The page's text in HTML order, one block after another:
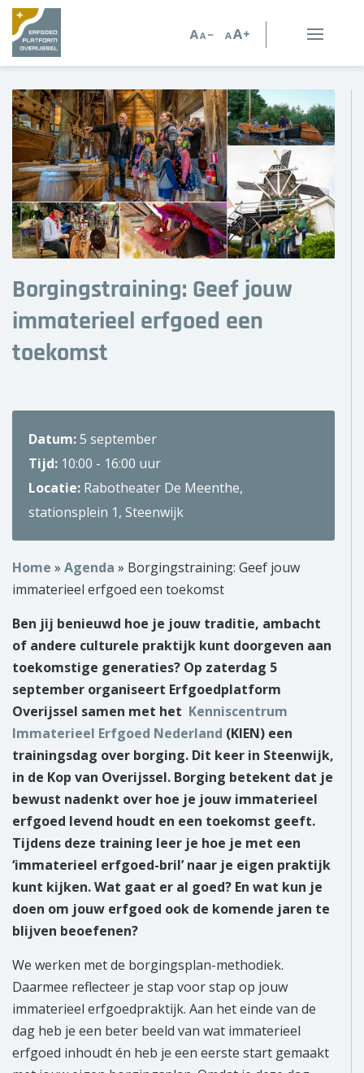
Erfgoedorganisaties
Verhalen
Kennis en advies
Kennisbank
Persoonlijk advies
Nieuws
Onze partners
Contact
Borgingstraining: Geef jouw
immaterieel erfgoed een
toekomst
Datum:5 september
Tijd: 10:00 - 16:00 uur
Locatie: Rabotheater De Meenthe,
stationsplein 1, Steenwijk
Home » Agenda » Borgingstraining: Geef jouw
immaterieel erfgoed een toekomst
Ben jij benieuwd hoe je jouw traditie, ambacht
of andere culturele praktijk kunt doorgeven aan
toekomstige generaties? Op zaterdag 5
september organiseert Erfgoedplatform
Overijssel samen met het Kenniscentrum
Immaterieel Erfgoed Nederland (KIEN) een
trainingsdag over borging. Dit keer in Steenwijk,
in de Kop van Overijssel. Borging betekent dat je
bewust nadenkt over hoe je jouw immaterieel
erfgoed levend houdt en een toekomst geeft.
Tijdens deze training leer je hoe je met een
‘immaterieel erfgoed-bril’ naar je eigen praktijk
kunt kijken. Wat gaat er al goed? En wat kun je
doen om jouw erfgoed ook de komende jaren te
blijven beoefenen?
We werken met de borgingsplan-methodiek.
Daarmee reflecteer je stap voor stap op jouw
immaterieel erfgoedpraktijk. Aan het einde van de
dag heb je een beter beeld van wat immaterieel
erfgoed inhoudt én heb je een eerste start gemaakt